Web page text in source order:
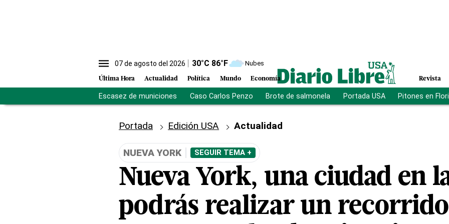
07 de agosto del 2026 30°C 86°F Nubes
Última Hora Actualidad Política Mundo Economía Revista
Escasez de municiones Caso Carlos Penzo Brote de salmonela Portada USA Pitones en
Portada Edición USA Actualidad
NUEVA YORK SEGUIR TEMA +
Nueva York, una ciudad en
podrás realizar un recorrido